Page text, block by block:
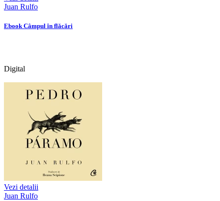
Juan Rulfo
Ebook Câmpul în flăcări
Digital
Vezi detalii
Juan Rulfo